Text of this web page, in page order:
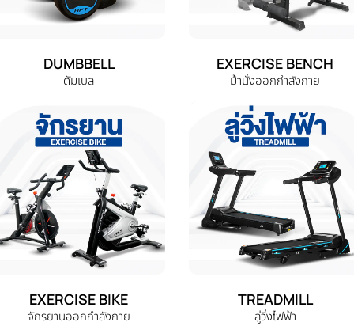
DUMBBELL
ดัมเบล
EXERCISE BENCH
ม้านั่งออกกำลังกาย
EXERCISE BIKE
จักรยานออกกำลังกาย
TREADMILL
ลู่วิ่งไฟฟ้า